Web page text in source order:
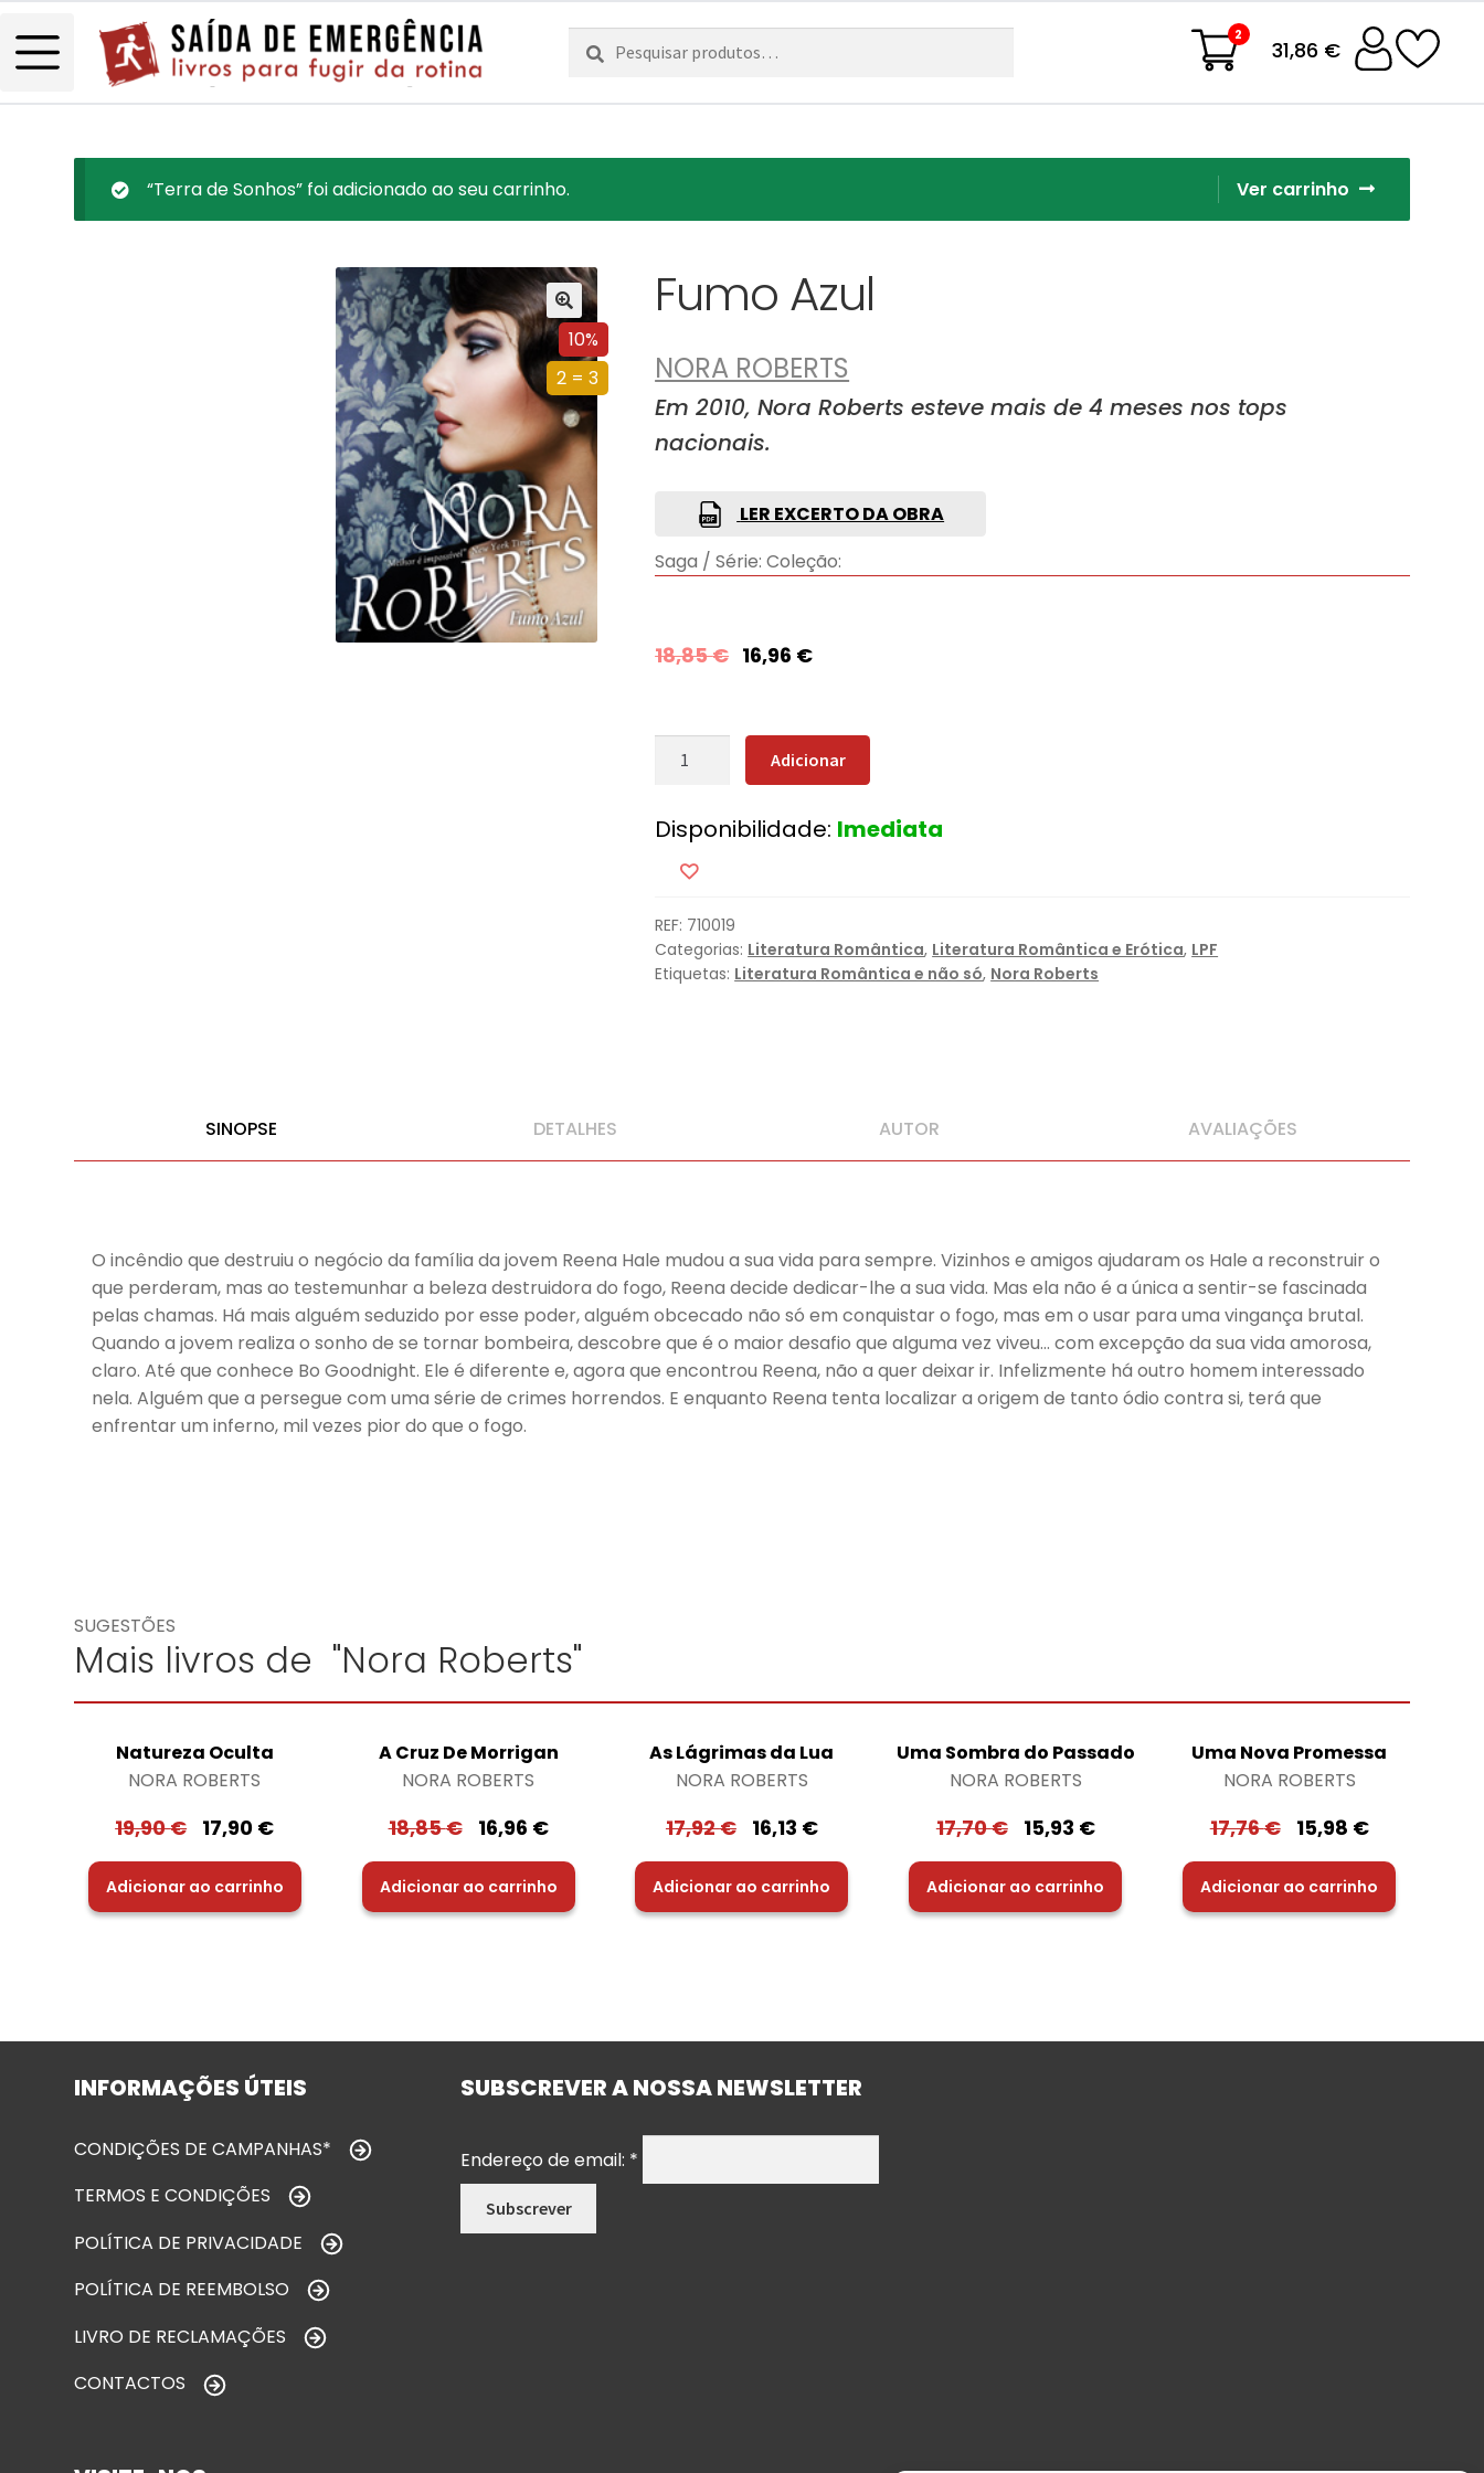
Pesquisar
por:
Pesquisa 2
31,86 €
Ver carrinho
“Terra de Sonhos” foi adicionado ao seu carrinho.
10%
2 = 3
Fumo Azul
NORA ROBERTS
Em 2010, Nora Roberts esteve mais de 4 meses nos tops
nacionais.
LER EXCERTO DA OBRA
Saga / Série: Coleção:
18,85€ 16,96 €
Quantidade
Azul
Adicionar
Disponibilidade: Imediata
REF: 710019
Categorias: Literatura Romântica, Literatura Romântica e Erótica, LPF
Etiquetas: Literatura Romântica e não só, Nora Roberts
SINOPSE DETALHES AUTOR AVALIAÇÕES
O incêndio que destruiu o negócio da família da jovem Reena Hale mudou a sua vida para sempre. Vizinhos e amigos ajudaram os Hale a reconstruir o
que perderam, mas ao testemunhar a beleza destruidora do fogo, Reena decide dedicar-lhe a sua vida. Mas ela não é a única a sentir-se fascinada
pelas chamas. Há mais alguém seduzido por esse poder, alguém obcecado não só em conquistar o fogo, mas em o usar para uma vingança brutal.
Quando a jovem realiza o sonho de se tornar bombeira, descobre que é o maior desafio que alguma vez viveu… com excepção da sua vida amorosa,
claro. Até que conhece Bo Goodnight. Ele é diferente e, agora que encontrou Reena, não a quer deixar ir. Infelizmente há outro homem interessado
nela. Alguém que a persegue com uma série de crimes horrendos. E enquanto Reena tenta localizar a origem de tanto ódio contra si, terá que
enfrentar um inferno, mil vezes pior do que o fogo.
SUGESTÕES
Mais livros de "Nora Roberts"
Natureza Oculta
NORA ROBERTS
19,90€ 17,90 €
Adicionar ao carrinho
A Cruz De Morrigan
NORA ROBERTS
18,85€ 16,96 €
Adicionar ao carrinho
As Lágrimas da Lua
NORA ROBERTS
17,92€ 16,13 €
Adicionar ao carrinho
Uma Sombra do Passado
NORA ROBERTS
17,70€ 15,93 €
Adicionar ao carrinho
Uma Nova Promessa
NORA ROBERTS
17,76€ 15,98 €
Adicionar ao carrinho
INFORMAÇÕES ÚTEIS
CONDIÇÕES DE CAMPANHAS*
TERMOS E CONDIÇÕES
POLÍTICA DE PRIVACIDADE
POLÍTICA DE REEMBOLSO
LIVRO DE RECLAMAÇÕES
CONTACTOS
SUBSCREVER A NOSSA NEWSLETTER
Endereço de email: *